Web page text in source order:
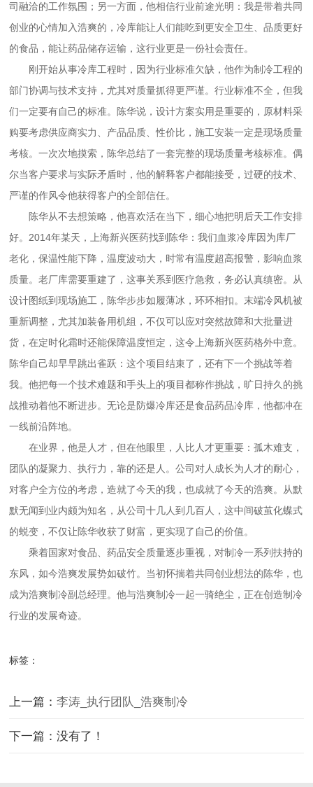
司融洽的工作氛围；另一方面，他相信行业前途光明：我是带着共同
创业的心情加入浩爽的，冷库能让人们能吃到更安全卫生、品质更好
的食品，能让药品储存运输，这行业更是一份社会责任。
刚开始从事冷库工程时，因为行业标准欠缺，他作为制冷工程的
部门协调与技术支持，尤其对质量抓得更严谨。行业标准不全，但我
们一定要有自己的标准。陈华说，设计方案实用是重要的，原材料采
购要考虑供应商实力、产品品质、性价比，施工安装一定是现场质量
考核。一次次地摸索，陈华总结了一套完整的现场质量考核标准。偶
尔当客户要求与实际矛盾时，他的解释客户都能接受，过硬的技术、
严谨的作风令他获得客户的全部信任。
陈华从不去想策略，他喜欢活在当下，细心地把明后天工作安排
好。2014年某天，上海新兴医药找到陈华：我们血浆冷库因为库厂
老化，保温性能下降，温度波动大，时常有温度超高报警，影响血浆
质量。老厂库需要重建了，这事关系到医疗急救，务必认真缜密。从
设计图纸到现场施工，陈华步步如履薄冰，环环相扣。末端冷风机被
重新调整，尤其加装备用机组，不仅可以应对突然故障和大批量进
货，在定时化霜时还能保障温度恒定，这令上海新兴医药格外中意。
陈华自己却早早跳出雀跃：这个项目结束了，还有下一个挑战等着
我。他把每一个技术难题和手头上的项目都称作挑战，旷日持久的挑
战推动着他不断进步。无论是防爆冷库还是食品药品冷库，他都冲在
一线前沿阵地。
在业界，他是人才，但在他眼里，人比人才更重要：孤木难支，
团队的凝聚力、执行力，靠的还是人。公司对人成长为人才的耐心，
对客户全方位的考虑，造就了今天的我，也成就了今天的浩爽。从默
默无闻到业内颇为知名，从公司十几人到几百人，这中间破茧化蝶式
的蜕变，不仅让陈华收获了财富，更实现了自己的价值。
乘着国家对食品、药品安全质量逐步重视，对制冷一系列扶持的
东风，如今浩爽发展势如破竹。当初怀揣着共同创业想法的陈华，也
成为浩爽制冷副总经理。他与浩爽制冷一起一骑绝尘，正在创造制冷
行业的发展奇迹。
标签：
上一篇：李涛_执行团队_浩爽制冷
下一篇：没有了！